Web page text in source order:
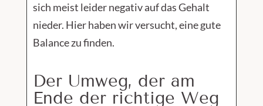
sich meist leider negativ auf das Gehalt
nieder. Hier haben wir versucht, eine gute
Balance zu finden.
Der Umweg, der am
Ende der richtige Weg